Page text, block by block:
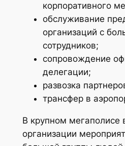
корпоративного
обслуживание
организаций с
сотрудников;
сопровождение
делегации;
развозка
трансфер в
В крупном мегаполисе
организации